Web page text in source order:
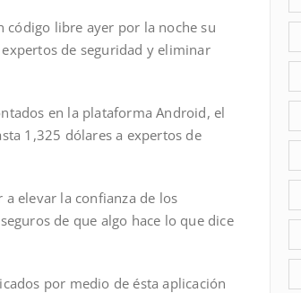
código libre ayer por la noche su
de seguridad y eliminar
en la plataforma Android, el
1,325 dólares a expertos de
a elevar la confianza de los
de que algo hace lo que dice
por medio de ésta aplicación